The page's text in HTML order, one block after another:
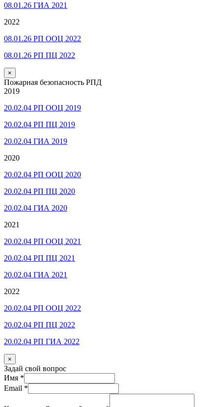
08.01.26 ГИА 2021
2022
08.01.26 РП ООЦ 2022
08.01.26 РП ПЦ 2022
×
Пожарная безопасность РПД
2019
20.02.04 РП ООЦ 2019
20.02.04 РП ПЦ 2019
20.02.04 ГИА 2019
2020
20.02.04 РП ООЦ 2020
20.02.04 РП ПЦ 2020
20.02.04 ГИА 2020
2021
20.02.04 РП ООЦ 2021
20.02.04 РП ПЦ 2021
20.02.04 ГИА 2021
2022
20.02.04 РП ООЦ 2022
20.02.04 РП ПЦ 2022
20.02.04 РП ГИА 2022
×
Задай свой вопрос
Имя *
Email *